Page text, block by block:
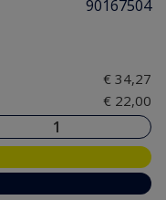
90167504
€ 34,27
€ 22,00